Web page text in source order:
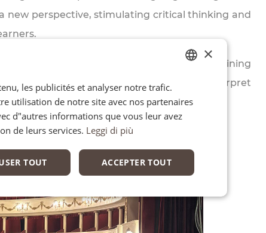
new perspective, stimulating critical thinking and
and awareness emerge. Because training
skills, but also developing the ability to interpret
FR
×
les publicités et analyser notre trafic.
utilisation de notre site avec nos partenaires
d"autres informations que vous leur avez
de leurs services. Leggi di più
ACCEPTER TOUT
TOUT